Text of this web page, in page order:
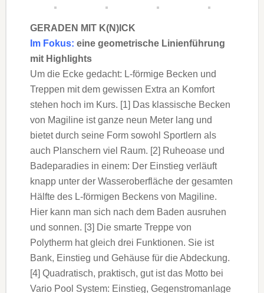
GERADEN MIT K(N)ICK
Im Fokus: eine geometrische Linienführung
mit Highlights
Um die Ecke gedacht: L-förmige Becken und
Treppen mit dem gewissen Extra an Komfort
stehen hoch im Kurs. [1] Das klassische Becken
von Magiline ist ganze neun Meter lang und
bietet durch seine Form sowohl Sportlern als
auch Planschern viel Raum. [2] Ruheoase und
Badeparadies in einem: Der Einstieg verläuft
knapp unter der Wasseroberfläche der gesamten
Hälfte des L-förmigen Beckens von Magiline.
Hier kann man sich nach dem Baden ausruhen
und sonnen. [3] Die smarte Treppe von
Polytherm hat gleich drei Funktionen. Sie ist
Bank, Einstieg und Gehäuse für die Abdeckung.
[4] Quadratisch, praktisch, gut ist das Motto bei
Vario Pool System: Einstieg, Gegenstromanlage